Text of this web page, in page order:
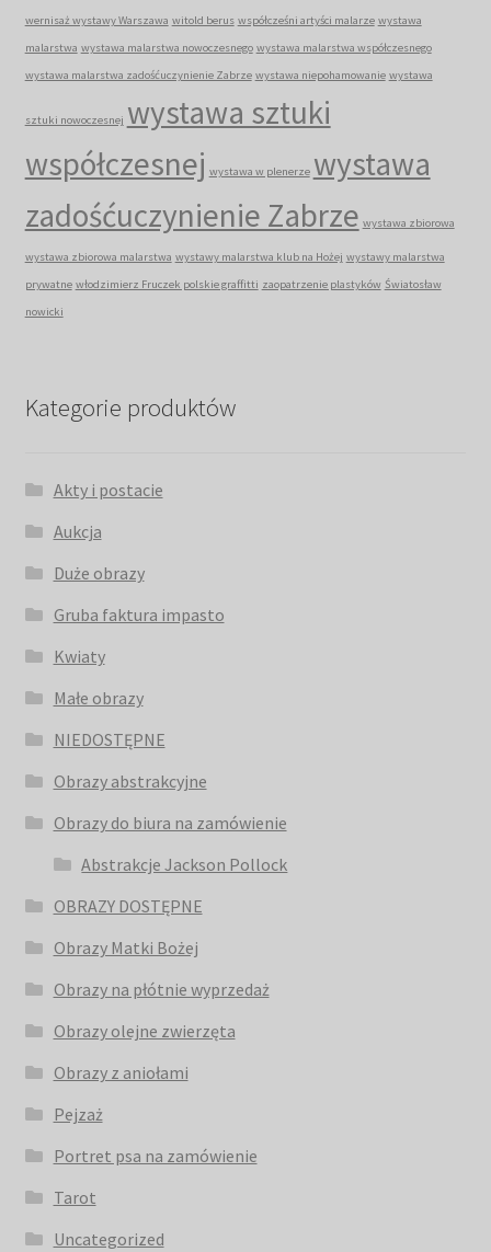
wernisaż wystawy Warszawa witold berus współcześni artyści malarze wystawa
malarstwa wystawa malarstwa nowoczesnego wystawa malarstwa współczesnego
wystawa malarstwa zadośćuczynienie Zabrze wystawa niepohamowanie wystawa
sztuki nowoczesnej wystawa sztuki
współczesnej wystawa w plenerze wystawa
zadośćuczynienie Zabrze wystawa zbiorowa
wystawa zbiorowa malarstwa wystawy malarstwa klub na Hożej wystawy malarstwa
prywatne włodzimierz Fruczek polskie graffitti zaopatrzenie plastyków Światosław
nowicki
Kategorie produktów
Akty i postacie
Aukcja
Duże obrazy
Gruba faktura impasto
Kwiaty
Małe obrazy
NIEDOSTĘPNE
Obrazy abstrakcyjne
Obrazy do biura na zamówienie
Abstrakcje Jackson Pollock
OBRAZY DOSTĘPNE
Obrazy Matki Bożej
Obrazy na płótnie wyprzedaż
Obrazy olejne zwierzęta
Obrazy z aniołami
Pejzaż
Portret psa na zamówienie
Tarot
Uncategorized